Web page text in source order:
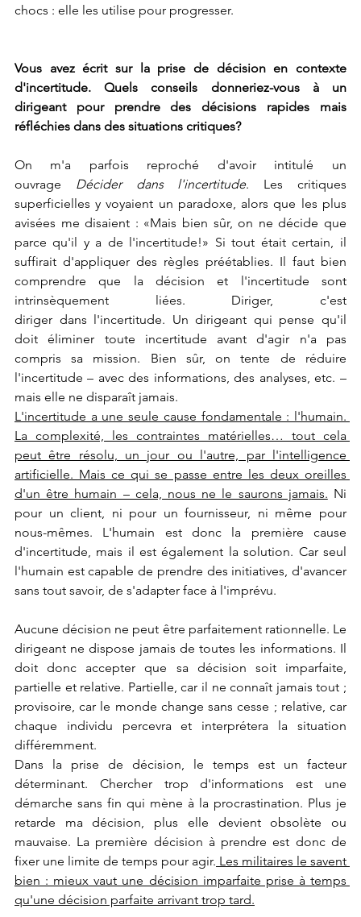
chocs : elle les utilise pour progresser.
Vous avez écrit sur la prise de décision en contexte
d'incertitude. Quels conseils donneriez-vous à un
dirigeant pour prendre des décisions rapides mais
réfléchies dans des situations critiques?
On m'a parfois reproché d'avoir intitulé un
ouvrage Décider dans l'incertitude. Les critiques
superficielles y voyaient un paradoxe, alors que les plus
avisées me disaient : «Mais bien sûr, on ne décide que
parce qu'il y a de l'incertitude!» Si tout était certain, il
suffirait d'appliquer des règles préétablies. Il faut bien
comprendre que la décision et l'incertitude sont
intrinsèquement liées. Diriger, c'est
diriger dans l'incertitude. Un dirigeant qui pense qu'il
doit éliminer toute incertitude avant d'agir n'a pas
compris sa mission. Bien sûr, on tente de réduire
l'incertitude – avec des informations, des analyses, etc. –
mais elle ne disparaît jamais.
L'incertitude a une seule cause fondamentale : l'humain.
La complexité, les contraintes matérielles… tout cela
peut être résolu, un jour ou l'autre, par l'intelligence
artificielle. Mais ce qui se passe entre les deux oreilles
d'un être humain – cela, nous ne le saurons jamais. Ni
pour un client, ni pour un fournisseur, ni même pour
nous-mêmes. L'humain est donc la première cause
d'incertitude, mais il est également la solution. Car seul
l'humain est capable de prendre des initiatives, d'avancer
sans tout savoir, de s'adapter face à l'imprévu.
Aucune décision ne peut être parfaitement rationnelle. Le
dirigeant ne dispose jamais de toutes les informations. Il
doit donc accepter que sa décision soit imparfaite,
partielle et relative. Partielle, car il ne connaît jamais tout ;
provisoire, car le monde change sans cesse ; relative, car
chaque individu percevra et interprétera la situation
différemment.
Dans la prise de décision, le temps est un facteur
déterminant. Chercher trop d'informations est une
démarche sans fin qui mène à la procrastination. Plus je
retarde ma décision, plus elle devient obsolète ou
mauvaise. La première décision à prendre est donc de
fixer une limite de temps pour agir. Les militaires le savent
bien : mieux vaut une décision imparfaite prise à temps
qu'une décision parfaite arrivant trop tard.